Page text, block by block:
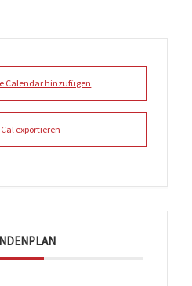
Calendar hinzufügen
exportieren